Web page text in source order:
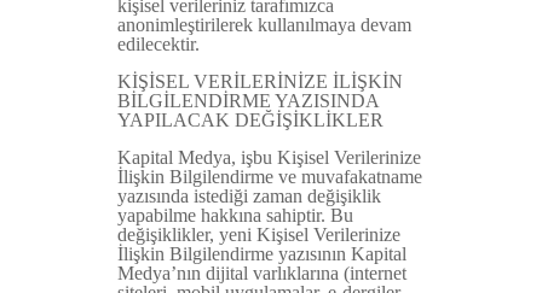
kişisel verileriniz tarafımızca
anonimleştirilerek kullanılmaya devam
edilecektir.
KİŞİSEL VERİLERİNİZE İLİŞKİN
BİLGİLENDİRME YAZISINDA
YAPILACAK DEĞİŞİKLİKLER
Kapital Medya, işbu Kişisel Verilerinize
İlişkin Bilgilendirme ve muvafakatname
yazısında istediği zaman değişiklik
yapabilme hakkına sahiptir. Bu
değişiklikler, yeni Kişisel Verilerinize
İlişkin Bilgilendirme yazısının Kapital
Medya’nın dijital varlıklarına (internet